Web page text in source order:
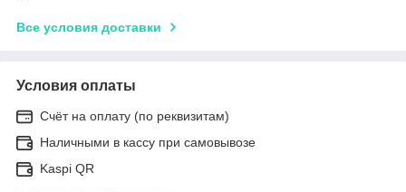
Все условия доставки
Условия оплаты
Счёт на оплату (по реквизитам)
Наличными в кассу при самовывозе
Kaspi QR